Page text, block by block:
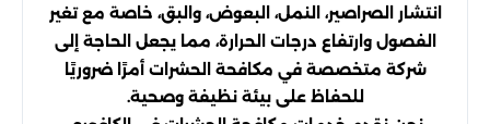
انتشار الصراصير، النمل، البعوض، والبق، خاصة مع تغير
الفصول وارتفاع درجات الحرارة، مما يجعل الحاجة إلى
شركة متخصصة في مكافحة الحشرات أمرًا ضروريًا
للحفاظ على بيئة نظيفة وصحية.